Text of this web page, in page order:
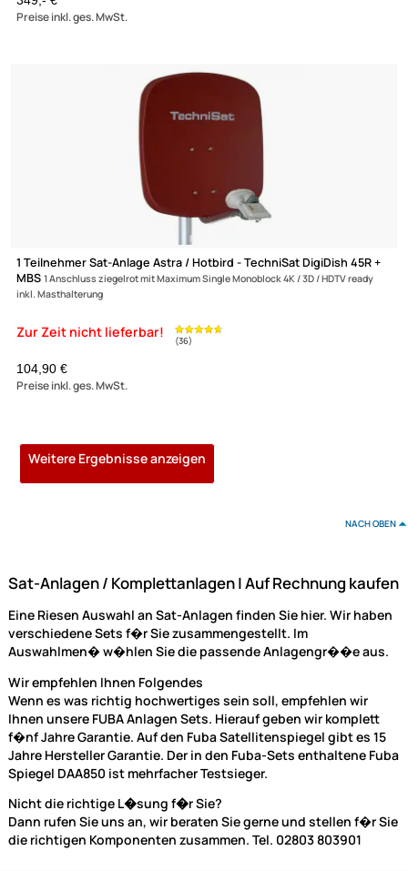
(18)
(40)
4 Teilnehmer Sat-Anlage - Fuba Profi85 DEK417R
4 Anschlüsse ziegelrot 4K / 3D / HDTV ready
Preise inkl. ges. MwSt.